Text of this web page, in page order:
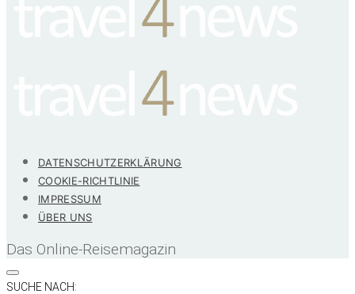
DATENSCHUTZERKLÄRUNG
COOKIE-RICHTLINIE
IMPRESSUM
ÜBER UNS
Das Online-Reisemagazin
SUCHE NACH: